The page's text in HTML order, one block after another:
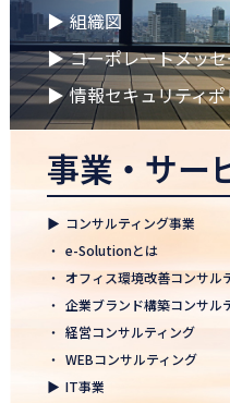
🌸2026年度 入社式🌸
2026.03.09
健康経営優良法人2026に認定
取り組み
2026.02.09
「すべての日本企業を世界へ
2026.01.26
知覧幹部研修に行って参りまし
2026年 新年のご挨拶
2025.12.26
▶ 組織図
▶ コーポレートメッ
▶ 情報セキュリティ
事業・サー
▶ コンサルティング事業
・ e-Solutionとは
・ オフィス環境改善コンサル
・ 企業ブランド構築コンサル
・ 経営コンサルティング
・ WEBコンサルティング
▶ IT事業